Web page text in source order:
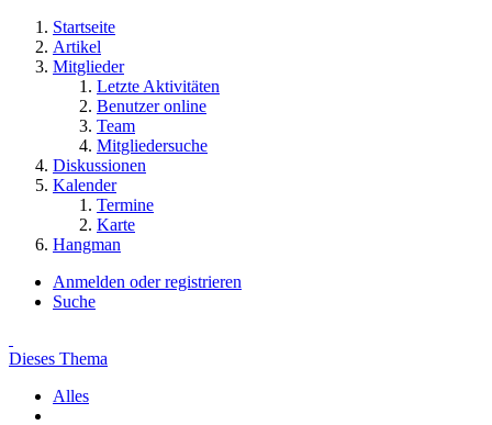
Startseite
Artikel
Mitglieder
Letzte Aktivitäten
Benutzer online
Team
Mitgliedersuche
Diskussionen
Kalender
Termine
Karte
Hangman
Anmelden oder registrieren
Suche
Dieses Thema
Alles